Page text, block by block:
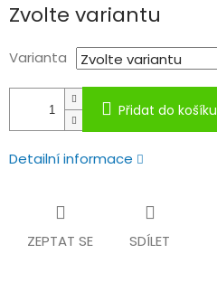
cena:
Zvolte variantu
Varianta
Přidat do košíku
Detailní informace
ZEPTAT SE SDÍLET